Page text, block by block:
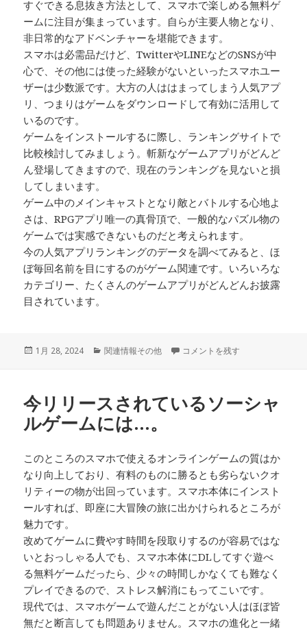
すぐできる息抜き方法として、スマホで楽しめる無料ゲ
ームに注目が集まっています。自らが主要人物となり、
非日常的なアドベンチャーを堪能できます。
スマホは必需品だけど、TwitterやLINEなどのSNSが中
心で、その他には使った経験がないといったスマホユー
ザーは少数派です。大方の人ははまってしまう人気アプ
リ、つまりはゲームをダウンロードして有効に活用して
いるのです。
ゲームをインストールするに際し、ランキングサイトで
比較検討してみましょう。斬新なゲームアプリがどんど
ん登場してきますので、現在のランキングを見ないと損
してしまいます。
ゲーム中のメインキャストとなり敵とバトルする心地よ
さは、RPGアプリ唯一の真骨頂で、一般的なパズル物の
ゲームでは実感できないものだと考えられます。
今の人気アプリランキングのデータを調べてみると、ほ
ぼ毎回名前を目にするのがゲーム関連です。いろいろな
カテゴリー、たくさんのゲームアプリがどんどんお披露
目されています。
投
1月 28, 2024
カ
ー
関連情報その他 学生さん以外に…。 に
コメントを残す
今リリースされているソーシャ
ルゲームには…。
このところのスマホで使えるオンラインゲームの質はか
なり向上しており、有料のものに勝るとも劣らないクオ
リティーの物が出回っています。スマホ本体にインスト
ールすれば、即座に大冒険の旅に出かけられるところが
魅力です。
改めてゲームに費やす時間を段取りするのが容易ではな
いとおっしゃる人でも、スマホ本体にDLしてすぐ遊べ
る無料ゲームだったら、少々の時間しかなくても難なく
プレイできるので、ストレス解消にもってこいです。
現代では、スマホゲームで遊んだことがない人はほぼ皆
無だと断言しても問題ありません。スマホの進化と一緒